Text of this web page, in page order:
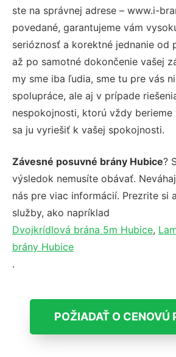
ste na správnej adrese – www.i-
povedané, garantujeme vám
serióznosť a korektné jednanie od
až po samotné dokončenie vašej
my sme iba ľudia, sme tu pre vás
spolupráce, ale aj v prípade
nespokojnosti, ktorú vždy berieme
sa ju vyriešiť k vašej spokojnosti.
Závesné posuvné brány Hubice?
výsledok nemusíte obávať.
nás pre viac informácií. Prezrite si
služby, ako napríklad
Dvojkrídlová brána 5m Hubice,
brány Hubice
.
POŽIADAŤ O CENOVÚ